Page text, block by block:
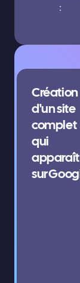
:
Création
d'un site
complet
qui
apparaît
sur